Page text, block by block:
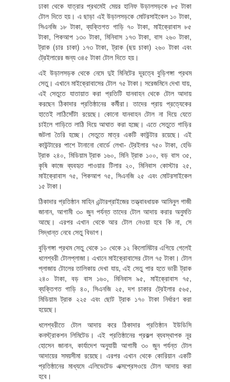
ঢাকা থেকে যাত্রার প্রথমেই মেয়র হানিফ উড়ালসড়কে ৮৫ টাকা
টোল দিতে হয়। এ ছাড়া এই উড়ালসড়কে মোটরসাইকেল ১০ টাকা,
সিএনজি ১৮ টাকা, ব্যক্তিগত গাড়ি ৭০ টাকা, মাইক্রোবাস ৮৫
টাকা, পিকআপ ১৩০ টাকা, মিনিবাস ১৭৩ টাকা, বাস ২৬০ টাকা,
ট্রাক (চার চাকা) ১৭৩ টাকা, ট্রাক (ছয় চাকা) ২৬০ টাকা এবং
ট্রেইলারের জন্য ৩৪৫ টাকা টোল দিতে হয়।
এই উড়ালসড়ক থেকে নেমে দুই মিনিটের দূরত্বে বুড়িগঙ্গা প্রথম
সেতু। এখানে মাইক্রোবাসের টোল ৭৫ টাকা। সরেজমিনে দেখা যায়,
এই সেতুতে যাতায়াত করা প্রতিটি যানবাহন থেকে টোল আদায়
করছেন ঠিকাদার প্রতিষ্ঠানের কর্মীরা। তাদের প্রায় প্রত্যেকের
হাতেই লাঠিসোঁটা রয়েছে। কোনো যানবাহন টোল না দিয়ে যেতে
চাইলে গাড়িতে লাঠি দিয়ে আঘাত করা হচ্ছে। এতে সেতুতে গাড়ির
জটলা তৈরি হচ্ছে। সেতুতে মাত্র একটি কাউন্টার রয়েছে। এই
কাউন্টারের পাশে টানানো বোর্ডে লেখা- ট্রেইলার ৭৫০ টাকা, হেভি
ট্রাক ২৪০, মিডিয়াম ট্রাক ১৬০, মিনি ট্রাক ১০০, বড় বাস ৩৫,
কৃষি কাজে ব্যবহৃত পাওয়ার টিলার ২০, মিনিবাস কোস্টার ২৫,
মাইক্রোবাস ৭৫, পিকআপ ৭৫, সিএনজি ২৫ এবং মোটরসাইকেল
১৫ টাকা।
ঠিকাদার প্রতিষ্ঠান মাহিন এন্টারপ্রাইজের তত্ত্বাবধায়ক আমিনুল গাজী
জানান, আগামী ৩০ জুন পর্যন্ত তাদের টোল আদায় করার অনুমতি
আছে। এরপর এখান থেকে আর টোল নেওয়া হবে কি না, সে
সিদ্ধান্ত নেবে সেতু বিভাগ।
বুড়িগঙ্গা প্রথম সেতু থেকে ১০ থেকে ১২ কিলোমিটার এগিয়ে গেলেই
ধলেশ্বরী টোলপ্লাজা। এখানে মাইক্রোবাসের টোল ৭৫ টাকা। টোল
প্লাজায় টোলের তালিকায় দেখা যায়, এই সেতু পার হতে ভারী ট্রাক
২৪০ টাকা, বড় বাস ১৬০, মিনিবাস ৯৫, মাইক্রোবাস ৭৫,
ব্যক্তিগত গাড়ি ৪০, সিএনজি ২৫, দশ চাকার ট্রেইলার ৫৬৫,
মিডিয়াম ট্রাক ২২৫ এবং ছোট ট্রাক ১৭০ টাকা নির্ধারণ করা
হয়েছে।
ধলেশ্বরীতে টোল আদায় করে ঠিকাদার প্রতিষ্ঠান ইউডিসি
কনস্ট্রাকশন লিমিটেড। এই প্রতিষ্ঠানের প্রকল্প ব্যবস্থাপক নূর
হোসেন জানান, কার্যাদেশ অনুযায়ী আগামী ৩০ জুন পর্যন্ত টোল
আদায়ের সময়সীমা রয়েছে। এরপর এখান থেকে কোরিয়ান একটি
প্রতিষ্ঠানের মাধ্যমে এলিভেটেড এক্সপ্রেসওয়ে টোল আদায় করা
হবে।